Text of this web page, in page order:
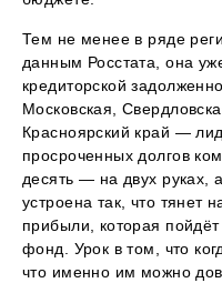
Тем не менее в ряде
данным Росстата, она
кредиторской
Московская,
Красноярский край —
просроченных долгов
десять — на двух руках,
устроена так, что тянет
прибыли, которая
фонд. Урок в том, что
что именно им можно